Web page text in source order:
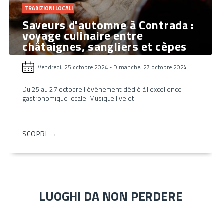
TRADIZIONI LOCALI
Saveurs d'automne à Contrada :
voyage culinaire entre
châtaignes, sangliers et cèpes
Vendredi, 25 octobre 2024 - Dimanche, 27 octobre 2024
Du 25 au 27 octobre l'événement dédié à l'excellence
gastronomique locale. Musique live et…
SCOPRI →
LUOGHI DA NON PERDERE